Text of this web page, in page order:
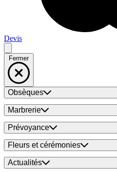
Devis
Fermer
Obsèques
Marbrerie
Prévoyance
Fleurs et cérémonies
Actualités